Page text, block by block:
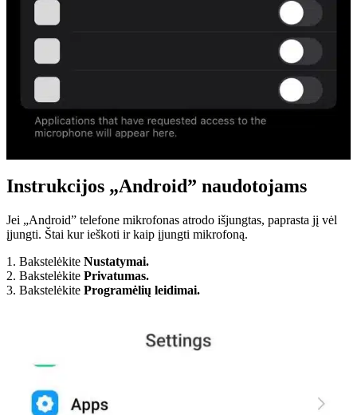
Instrukcijos „Android” naudotojams
Jei „Android” telefone mikrofonas atrodo išjungtas, paprasta jį vėl
įjungti. Štai kur ieškoti ir kaip įjungti mikrofoną.
1. Bakstelėkite Nustatymai.
2. Bakstelėkite Privatumas.
3. Bakstelėkite Programėlių leidimai.